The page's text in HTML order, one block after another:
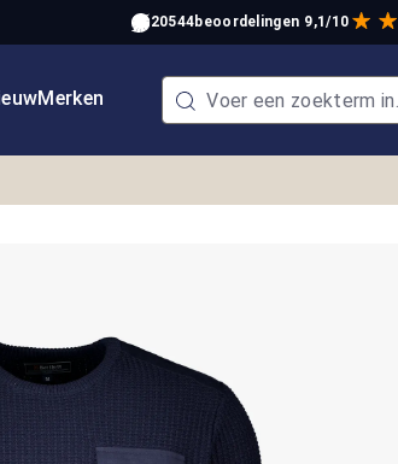
20544beoordelingen 9,1/10
Merken